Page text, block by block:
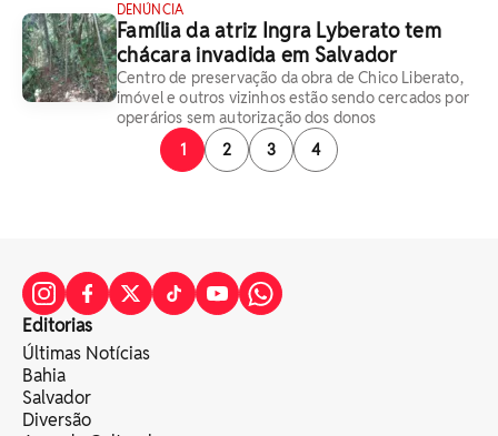
DENÚNCIA
Família da atriz Ingra Lyberato tem
chácara invadida em Salvador
Centro de preservação da obra de Chico Liberato,
imóvel e outros vizinhos estão sendo cercados por
operários sem autorização dos donos
1
2 3 4
Editorias
Últimas Notícias
Bahia
Salvador
Diversão